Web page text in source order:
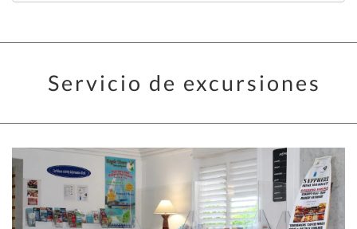
Servicio de excursiones